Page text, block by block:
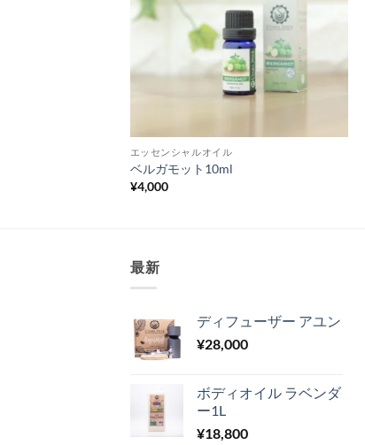
エッセンシャルオイル
ベルガモット10ml
¥4,000
最新
ディフューザー アユン
¥28,000
ボディオイル ラベンダ
ー1L
¥18,800